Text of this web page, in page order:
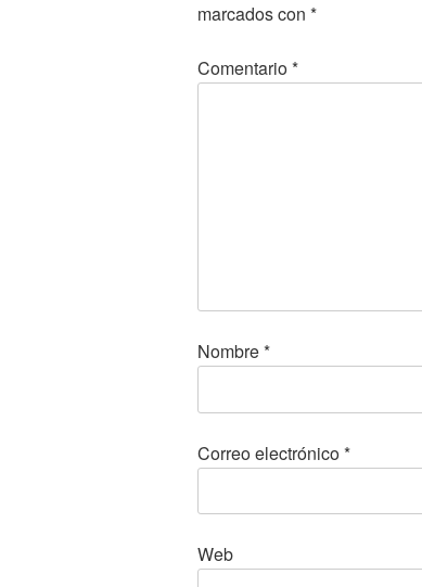
marcados con *
Comentario*
Nombre*
Correo electrónico*
Web